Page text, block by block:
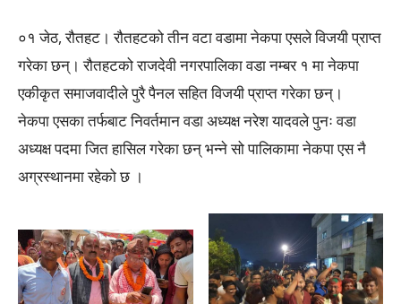
०१ जेठ, रौतहट। रौतहटको तीन वटा वडामा नेकपा एसले विजयी प्राप्त
गरेका छन्। रौतहटको राजदेवी नगरपालिका वडा नम्बर १ मा नेकपा
एकीकृत समाजवादीले पुरै पैनल सहित विजयी प्राप्त गरेका छन्।
नेकपा एसका तर्फबाट निवर्तमान वडा अध्यक्ष नरेश यादवले पुनः वडा
अध्यक्ष पदमा जित हासिल गरेका छन् भन्ने सो पालिकामा नेकपा एस नै
अग्रस्थानमा रहेको छ ।